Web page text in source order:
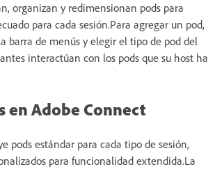
organizan y redimensionan pods para
para cada sesión.Para agregar un pod,
barra de menús y elegir el tipo de pod del
interactúan con los pods que su host ha
en Adobe Connect
pods estándar para cada tipo de sesión,
para funcionalidad extendida.La